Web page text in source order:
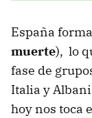
España
muerte), lo
fase de
Italia y
hoy nos toca